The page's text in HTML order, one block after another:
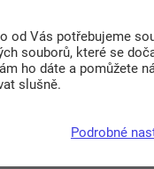
létě příjemně chladí, v
od Vás potřebujeme
souborů, které se
ho dáte a pomůžete
slušně.
Podrobné